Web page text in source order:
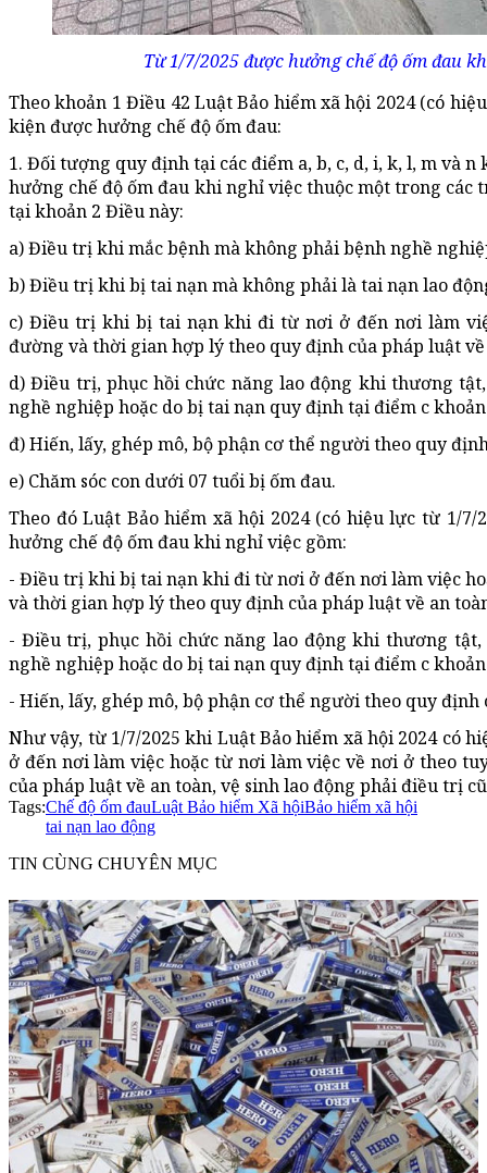
Từ 1/7/2025 được hưởng chế độ ốm đau
Theo khoản 1 Điều 42 Luật Bảo hiểm xã hội 2024 (có
kiện được hưởng chế độ ốm đau:
1. Đối tượng quy định tại các điểm a, b, c, d, i, k, l, m và
hưởng chế độ ốm đau khi nghỉ việc thuộc một trong
tại khoản 2 Điều này:
a) Điều trị khi mắc bệnh mà không phải bệnh nghề
b) Điều trị khi bị tai nạn mà không phải là tai nạn lao
c) Điều trị khi bị tai nạn khi đi từ nơi ở đến nơi làm
đường và thời gian hợp lý theo quy định của pháp luật
d) Điều trị, phục hồi chức năng lao động khi thương
nghề nghiệp hoặc do bị tai nạn quy định tại điểm c
đ) Hiến, lấy, ghép mô, bộ phận cơ thể người theo quy
e) Chăm sóc con dưới 07 tuổi bị ốm đau.
Theo đó Luật Bảo hiểm xã hội 2024 (có hiệu lực từ 1/
hưởng chế độ ốm đau khi nghỉ việc gồm:
- Điều trị khi bị tai nạn khi đi từ nơi ở đến nơi làm việc
và thời gian hợp lý theo quy định của pháp luật về an
- Điều trị, phục hồi chức năng lao động khi thương
nghề nghiệp hoặc do bị tai nạn quy định tại điểm c
- Hiến, lấy, ghép mô, bộ phận cơ thể người theo quy định
Như vậy, từ 1/7/2025 khi Luật Bảo hiểm xã hội 2024 có
ở đến nơi làm việc hoặc từ nơi làm việc về nơi ở theo
của pháp luật về an toàn, vệ sinh lao động phải điều trị
Tags:Chế độ ốm đauLuật Bảo hiểm Xã hộiBảo hiểm xã hội
tai nạn lao động
TIN CÙNG CHUYÊN MỤC